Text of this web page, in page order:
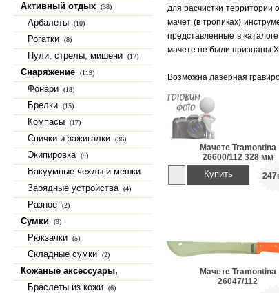
Активный отдых (38)
Арбалеты (10)
Рогатки (8)
Пули, стрелы, мишени (17)
Снаряжение (119)
Фонари (18)
Брелки (15)
Компасы (17)
Спички и зажигалки (36)
Экипировка (4)
Вакуумные чехлы и мешки
Зарядные устройства (4)
Разное (2)
Сумки (9)
Рюкзачки (5)
Складные сумки (2)
Кожаные аксессуары,
изделия из натуральной кожи
Браслеты из кожи (6)
для расчистки территории
мачет (в тропиках)
представленные в
мачете не были признаны
Возможна лазерная
Мачете Tramontina
26600/112 328 мм
Купить 247
Мачете Tramontina
26047/112